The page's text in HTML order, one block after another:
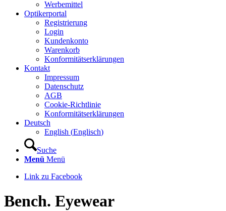
Werbemittel
Optikerportal
Registrierung
Login
Kundenkonto
Warenkorb
Konformitätserklärungen
Kontakt
Impressum
Datenschutz
AGB
Cookie-Richtlinie
Konformitätserklärungen
Deutsch
English (Englisch)
Suche
Menü Menü
Link zu Facebook
Bench. Eyewear